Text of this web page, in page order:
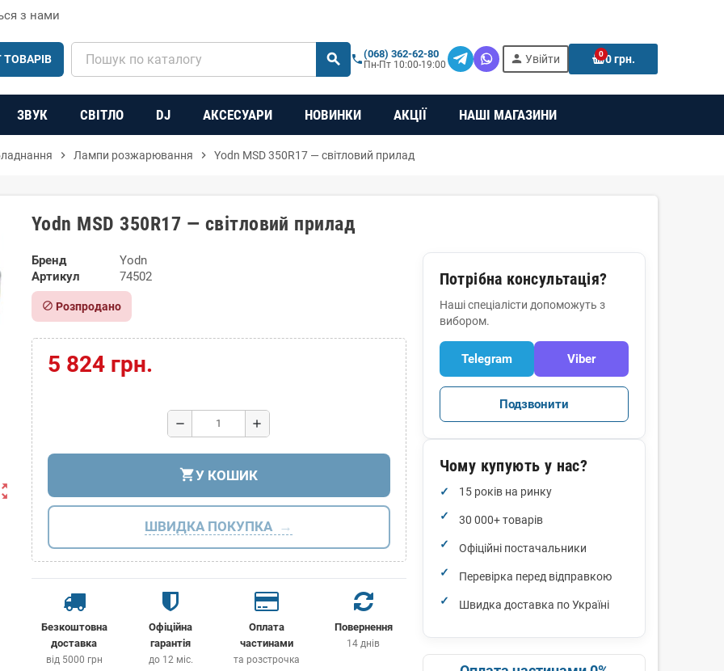
з нами
ТОВАРІВ search person Увійти 00 грн.
phone(068) 362-62-80
Пн-Пт 10:00-19:00
ЗВУК СВІТЛО DJ АКСЕСУАРИ НОВИНКИ АКЦІЇ НАШІ МАГАЗИНИ
chevron_right Лампи розжарювання chevron_right Yodn MSD 350R17 — світловий прилад
Yodn MSD 350R17 — світловий прилад
Бренд
Yodn
Артикул
74502
block Розпродано
5 824 грн.
remove add
shopping_cartУ КОШИК
ШВИДКА ПОКУПКА
Безкоштовна
доставка
від 5000 грн
Офіційна
гарантія
до 12 міс.
Оплата
частинами
та розстрочка
Повернення
14 днів
Потрібна консультація?
Наші спеціалісти допоможуть з
вибором.
Telegram Viber
Подзвонити
Чому купують у нас?
15 років на ринку
30 000+ товарів
Офіційні постачальники
Перевірка перед відправкою
Швидка доставка по Україні